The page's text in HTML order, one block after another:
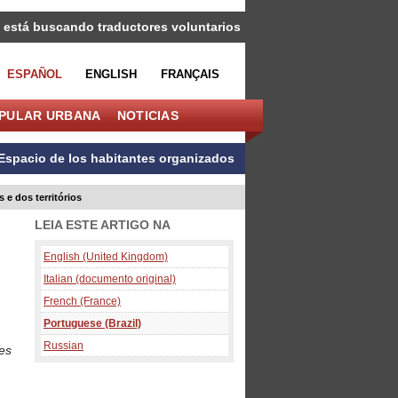
está buscando traductores voluntarios
ESPAÑOL ENGLISH FRANÇAIS
URBANA NOTICIAS
de los habitantes organizados
e dos territórios
LEIA ESTE ARTIGO NA
English (United Kingdom)
Italian (documento original)
French (France)
Portuguese (Brazil)
Russian